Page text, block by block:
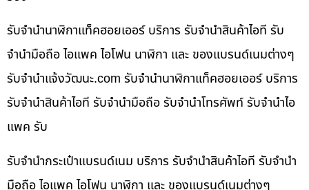
รับจำนำนาฬิกาแท็คฮอยเออร์ บริการ รับจำนำสินค้าไอที รับ
จำนำมือถือ ไอแพค ไอโฟน นาฬิกา และ ของแบรนด์เนมต่างๆ
รับจํานําแจ้งวัฒนะ.com รับจำนำนาฬิกาแท็คฮอยเออร์ บริการ
รับจำนำสินค้าไอที รับจำนำมือถือ รับจำนำโทรศัพท์ รับจำนำไอ
แพค รับ
รับจำนำกระเป๋าแบรนด์เนม บริการ รับจำนำสินค้าไอที รับจำนำ
มือถือ ไอแพค ไอโฟน นาฬิกา และ ของแบรนด์เนมต่างๆ